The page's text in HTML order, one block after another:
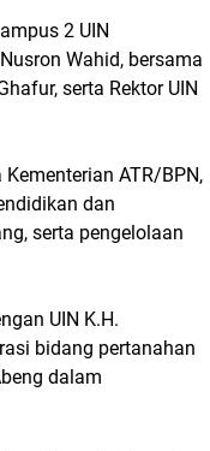
2 UIN
Wahid, bersama
serta Rektor UIN
ATR/BPN,
dan
serta pengelolaan
UIN K.H.
bidang pertanahan
dalam